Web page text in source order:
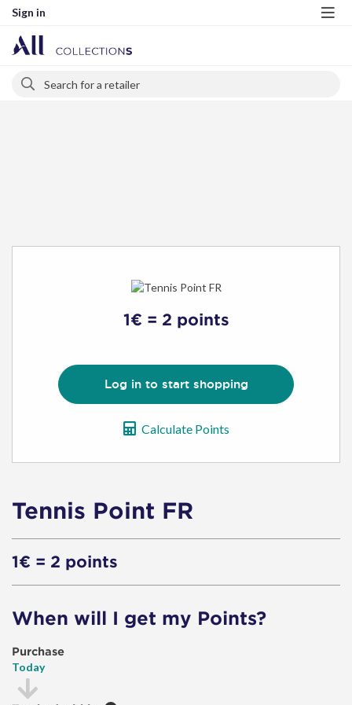
Sign in
Search
1€ = 2 points
Log in to start shopping
Calculate Points
Tennis Point FR
1€ = 2 points
When will I get my Points?
Purchase
Today